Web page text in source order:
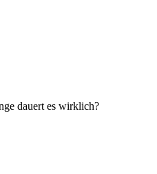
dauert es wirklich?